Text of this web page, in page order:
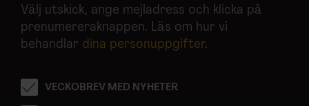
Välj utskick, ange mejladress och klicka på
prenumereraknappen. Läs om hur vi
behandlar dina personuppgifter.
VECKOBREV MED NYHETER